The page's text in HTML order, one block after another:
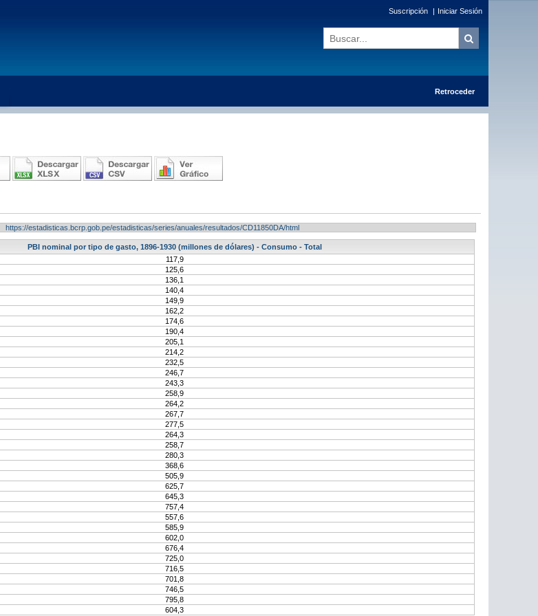
Suscripción | Iniciar Sesión
Retroceder
https://estadisticas.bcrp.gob.pe/estadisticas/series/anuales/resultados/CD11850DA/html
PBI nominal por tipo de gasto, 1896-1930 (millones de dólares) - Consumo - Total
117,9
125,6
136,1
140,4
149,9
162,2
174,6
190,4
205,1
214,2
232,5
246,7
243,3
258,9
264,2
267,7
277,5
264,3
258,7
280,3
368,6
505,9
625,7
645,3
757,4
557,6
585,9
602,0
676,4
725,0
716,5
701,8
746,5
795,8
604,3